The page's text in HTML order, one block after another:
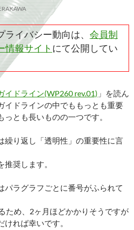
イバシー動向は、 会員制
情報サイト にて公開してい
イドライン(WP260 rev.01) 」を読ん
イドラインの中でももっとも重要
とも長いものの一つです。
繰り返し「透明性」の重要性に言
奨します。
パラグラフごとに番号がふられて
ため、2ヶ月ほどかかりそうですが
れば幸いです。